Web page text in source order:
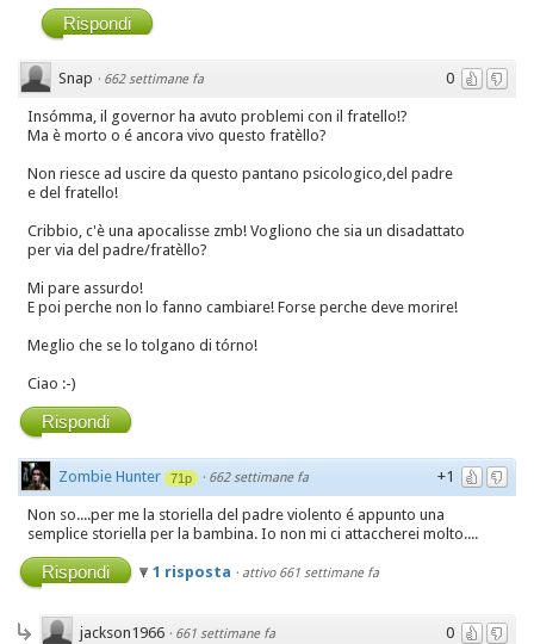
Rispondi
0
Snap · 662 settimane fa
Insómma, il governor ha avuto problemi con il fratello!?
Ma è morto o é ancora vivo questo fratèllo?
Non riesce ad uscire da questo pantano psicologico,del padre
e del fratello!
Cribbio, c'è una apocalisse zmb! Vogliono che sia un disadattato
per via del padre/fratèllo?
Mi pare assurdo!
E poi perche non lo fanno cambiare! Forse perche deve morire!
Meglio che se lo tolgano di tórno!
Ciao :-)
Rispondi
+1
Zombie Hunter 71p · 662 settimane fa
Non so....per me la storiella del padre violento é appunto una
semplice storiella per la bambina. Io non mi ci attaccherei molto....
Rispondi 1 risposta · attivo 661 settimane fa
0
jackson1966 · 661 settimane fa